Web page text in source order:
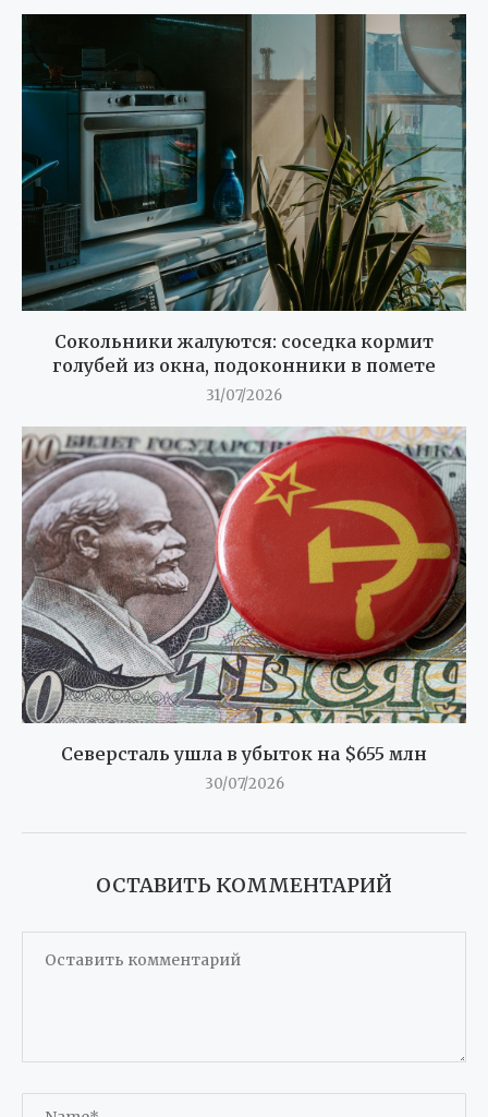
Сокольники жалуются: соседка кормит
голубей из окна, подоконники в помете
31/07/2026
Северсталь ушла в убыток на $655 млн
30/07/2026
ОСТАВИТЬ КОММЕНТАРИЙ